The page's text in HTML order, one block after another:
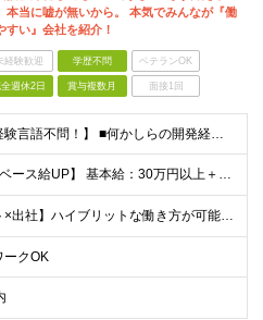
本当に嘘が無いから。 本気でみんなが『働
すい』会社を紹介！
経験歓迎 学歴不問 ベテランOK
週休2日 賞与複数月 面接1回
【学歴・経験言語不問！】 ■何かしらの開発経験をお持ちの方 ■SESにおいて自走してプロジェクトに参画したご経験をお持ちの方 ≪当求人では当社評価基準【J2】相当のご経験者様を募集しています≫ 当社
【4年連続ベース給UP】 基本給：30万円以上＋残業代(全額)＋各種手当 ※みなし残業なし ※基本給は経験や前職の給与を十分に考慮します ※交通費別途支給 ※6ヶ月間の試用期間があります（給与・待遇は
【リモート×出社】ハイブリットな働き方が可能！ 東京、神奈川、埼玉、千葉のプロジェクト先 ■本社 神奈川県横浜市神奈川区栄町3-12 パシフィックマークス横浜イースト6F ■事業所(東京都最寄駅のみ
ークOK